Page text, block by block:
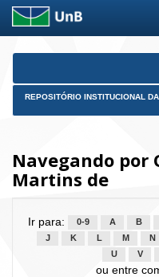
Skip
REPOSITÓRIO INSTITUCIONAL
Navegando por
Martins de
Ir para: 0-9 A B
J
K L M N
U
V
ou entre